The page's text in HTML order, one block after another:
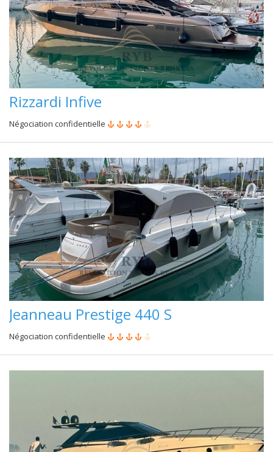
Rizzardi Infive
Négociation confidentielle
Jeanneau Prestige 440 S
Négociation confidentielle